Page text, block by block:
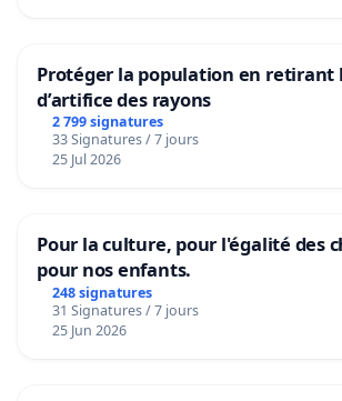
Protéger la population en retirant
d’artifice des rayons
2 799 signatures
33 Signatures / 7 jours
25 Jul 2026
Pour la culture, pour l'égalité des
pour nos enfants.
248 signatures
31 Signatures / 7 jours
25 Jun 2026